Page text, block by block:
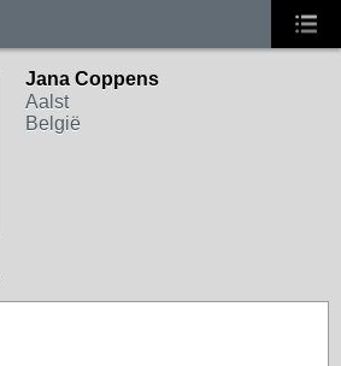
Jana Coppens
Aalst
België